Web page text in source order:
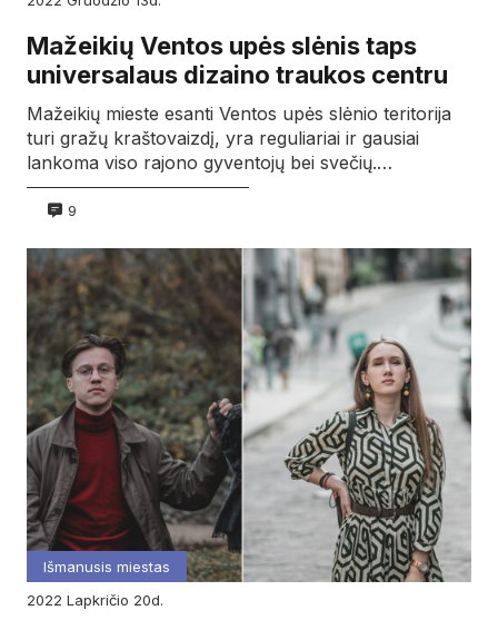
Mažeikių Ventos upės slėnis taps
universalaus dizaino traukos centru
Mažeikių mieste esanti Ventos upės slėnio teritorija
turi gražų kraštovaizdį, yra reguliariai ir gausiai
lankoma viso rajono gyventojų bei svečių.…
9
Išmanusis miestas
2022
lapkričio 20d.